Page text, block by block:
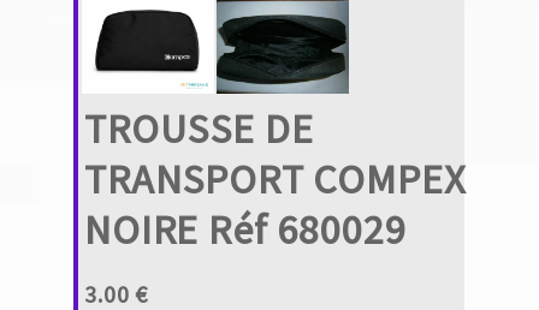
TROUSSE DE
TRANSPORT COMPEX
NOIRE Réf 680029
3.00 €